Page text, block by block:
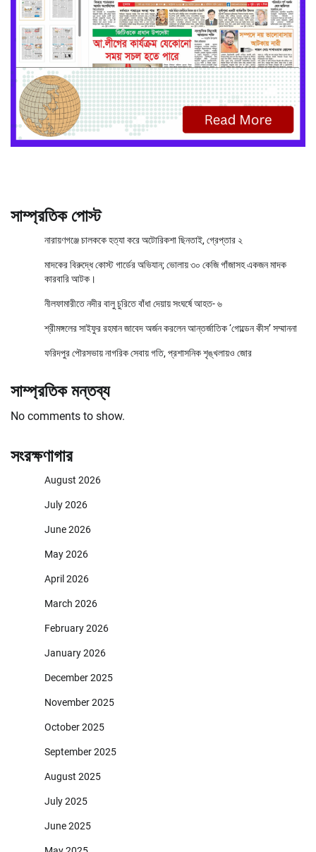
সাম্প্রতিক পোস্ট
নারায়ণগঞ্জে চালককে হত্যা করে অটোরিকশা ছিনতাই, গ্রেপ্তার ২
মাদকের বিরুদ্ধে কোস্ট গার্ডের অভিযান; ভোলায় ৩০ কেজি গাঁজাসহ একজন মাদক
কারবারি আটক।
নীলফামারীতে নদীর বালু চুরিতে বাঁধা দেয়ায় সংঘর্ষে আহত- ৬
শ্রীমঙ্গলের সাইফুর রহমান জাবেদ অর্জন করলেন আন্তর্জাতিক ‘গোল্ডেন কীস’ সম্মাননা
ফরিদপুর পৌরসভায় নাগরিক সেবায় গতি, প্রশাসনিক শৃঙ্খলায়ও জোর
সাম্প্রতিক মন্তব্য
No comments to show.
সংরক্ষণাগার
August 2026
July 2026
June 2026
May 2026
April 2026
March 2026
February 2026
January 2026
December 2025
November 2025
October 2025
September 2025
August 2025
July 2025
June 2025